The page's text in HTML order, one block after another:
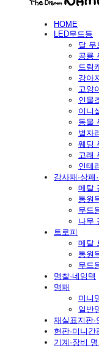
HOME
LED무드등
달 무
공룡
드림
강아
고양
인물
이니
동물
별자
웨딩
고래
인테
감사패·상패
메탈
통원
무드
나무
트로피
메탈
통원
무드
명찰·네임텍
명패
미니
일반
재실표지판·
현판·미니간
기계·장비